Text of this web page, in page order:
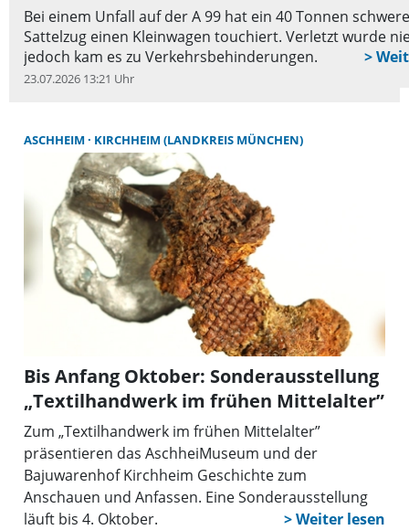
Bei einem Unfall auf der A 99 hat ein 40 Tonnen
Sattelzug einen Kleinwagen touchiert. Verletzt wurde
jedoch kam es zu Verkehrsbehinderungen.
23.07.2026 13:21 Uhr
ASCHHEIM KIRCHHEIM (LANDKREIS MÜNCHEN)
Bis Anfang Oktober: Sonderausstellung
„Textilhandwerk im frühen Mittelalter”
Zum „Textilhandwerk im frühen Mittelalter”
präsentieren das AschheiMuseum und der
Bajuwarenhof Kirchheim Geschichte zum
Anschauen und Anfassen. Eine Sonderausstellung
läuft bis 4. Oktober.